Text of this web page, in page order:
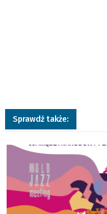
Sprawdź także:
a